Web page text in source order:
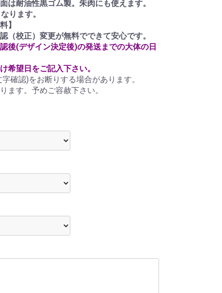
耐油性黒ゴム製。朱肉にも使えます。
ります。
】
校正）変更が無料でできて安心です。
後(デザイン決定後)の発送までの大体の日
希望日をご記入下さい。
確認)をお断りする場合があります。
ます。予めご容赦下さい。